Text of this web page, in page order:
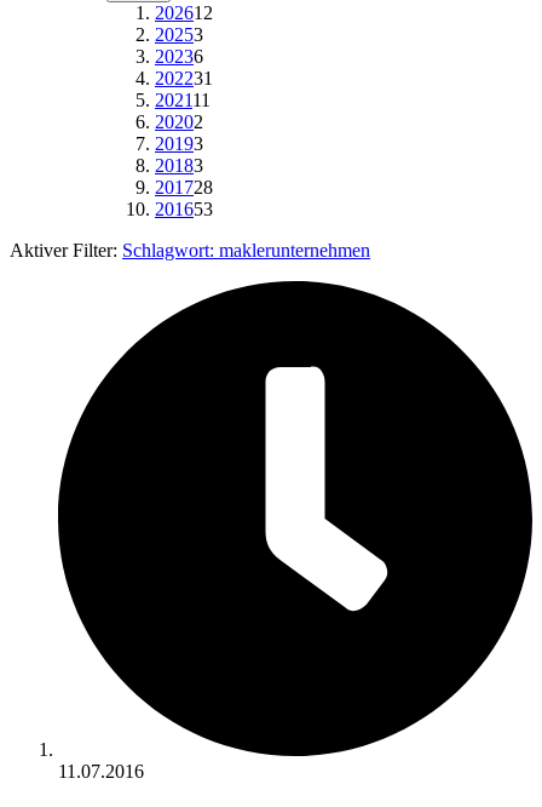
202612
20253
20236
202231
202111
20202
20193
20183
201728
201653
Aktiver Filter: Schlagwort: maklerunternehmen
11.07.2016